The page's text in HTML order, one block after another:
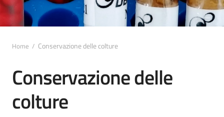
Home / Conservazione delle colture
Conservazione delle
colture